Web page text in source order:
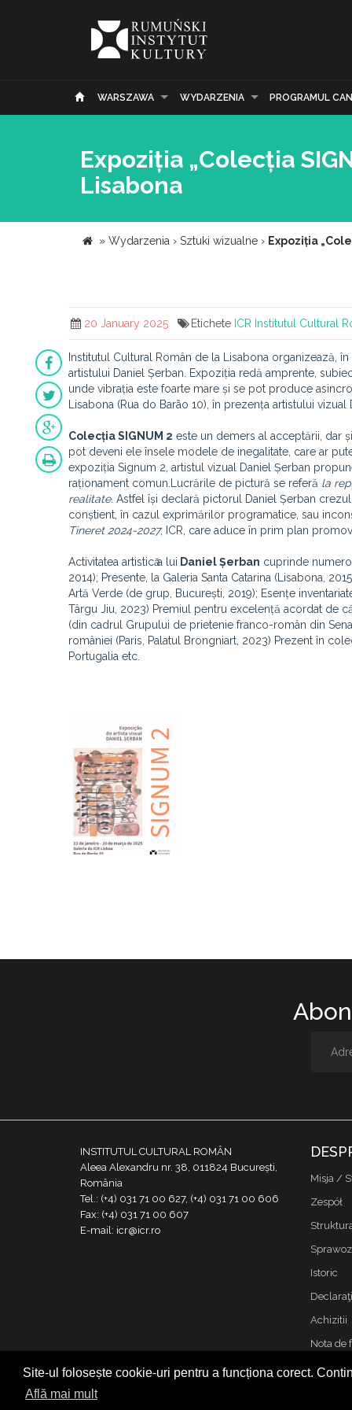
Site-ul folosește cookie-uri pentru a funcționa corect.
Află mai mult
WARSZAWA WYDARZENIA PROGRAMUL
Expoziția „Colecția
Lisabona
» Wydarzenia › Sztuki wizualne › Expoziția
20 January 2025 Etichete ICR Institutul Cultural
Institutul Cultural Român de la Lisabona organizează,
artistului Daniel Șerban. Expoziția redă amprente,
unde vibrația este foarte mare și se pot produce
Lisabona (Rua do Barão 10), în prezența artistului vizual
Colecția SIGNUM 2 este un demers al acceptării, dar
pot deveni ele însele modele de inegalitate, care ar
expoziția Signum 2, artistul vizual Daniel Șerban
raționament comun.Lucrările de pictură se referă la
realitate. Astfel își declară pictorul Daniel Șerban
conștient, în cazul exprimărilor programatice, sau
Tineret 2024-2027, ICR, care aduce în prim plan
Activitatea artisticӑ a lui Daniel Șerban cuprinde
2014); Presente, la Galeria Santa Catarina (Lisabona,
Artă Verde (de grup, București, 2019); Esențe
Târgu Jiu, 2023) Premiul pentru excelență acordat de
(din cadrul Grupului de prietenie franco-român din
româniei (Paris, Palatul Brongniart, 2023) Prezent în
Portugalia etc.
INSTITUTUL CULTURAL ROMÂN
Aleea Alexandru nr. 38, 011824 București,
România
Tel.: (+4) 031 71 00 627, (+4) 031 71 00 606
Fax: (+4) 031 71 00 607
E-mail: icr@icr.ro
Misja /
Zespół
Istoric
Achizitii
Nota de
Kontakt